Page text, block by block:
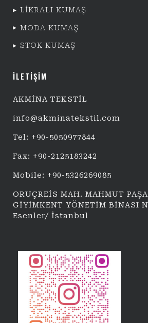
LİKRALI KUMAŞ
MODA KUMAŞ
STOK KUMAŞ
İLETİŞİM
AKMİNA TEKSTİL
info@akminatekstil.com
Tel: +90-5050977844
Fax: +90-2125183242
Mobile: +90-5326269085
ORUÇREİS MAH. MAHMUT
GİYİMKENT YÖNETİM BİNASI
Esenler/ İstanbul